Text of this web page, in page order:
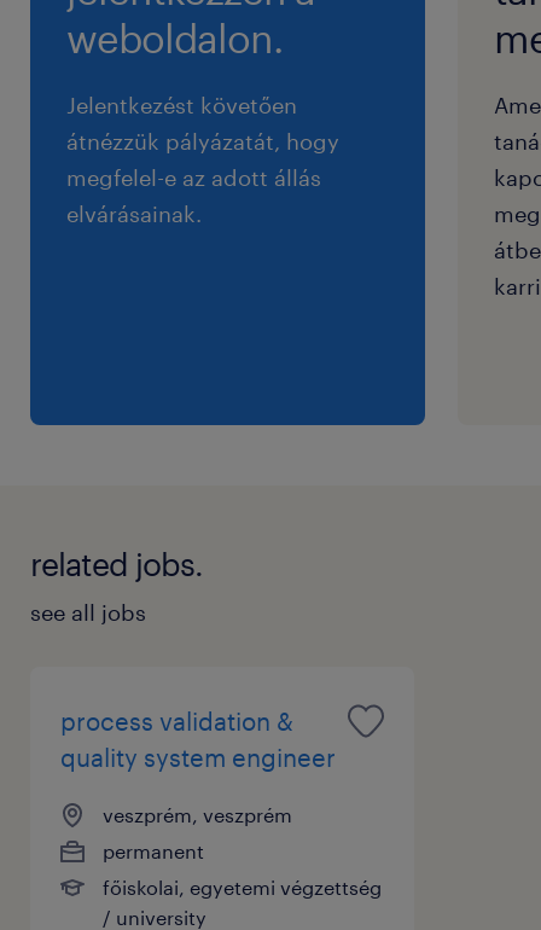
weboldalon.
Jelentkezést követően
átnézzük pályázatát, hogy
megfelel-e az adott állás
elvárásainak.
related jobs.
see all jobs
process validation &
quality system engineer
veszprém, veszprém
permanent
főiskolai, egyetemi végzettség
/ university